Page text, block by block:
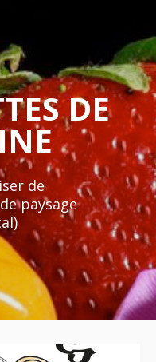
DE
de
paysage